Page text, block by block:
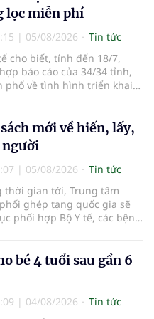
lọc miễn phí
| 05/08/2026
Tin tức
cho biết, tính đến 18/7,
báo cáo của 34/34 tỉnh,
phố về tình hình triển khai
người, chiếm gần
số cả nước đã được khám
định kỳ năm nay.
mới về hiến, lấy,
người
| 05/08/2026
Tin tức
thời gian tới, Trung tâm
ghép tạng quốc gia sẽ
phối hợp Bộ Y tế, các bệnh
truyền thông, hoàn thiện
chuyên môn và hệ thống
ghép mô tạng.
bé 4 tuổi sau gần 6
| 04/08/2026
Tin tức